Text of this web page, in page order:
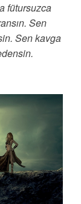
fütursuzca
Sen
Sen kavga